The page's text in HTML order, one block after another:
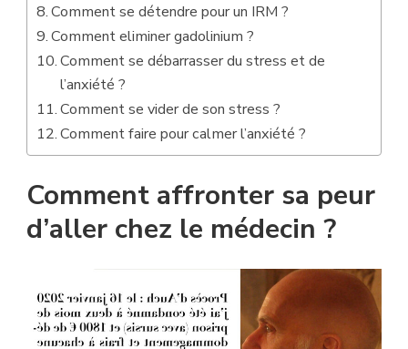
Comment se détendre pour un IRM ?
Comment eliminer gadolinium ?
Comment se débarrasser du stress et de
l’anxiété ?
Comment se vider de son stress ?
Comment faire pour calmer l’anxiété ?
Comment affronter sa peur
d’aller chez le médecin ?